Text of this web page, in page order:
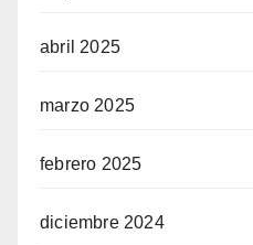
abril 2025
marzo 2025
febrero 2025
diciembre 2024